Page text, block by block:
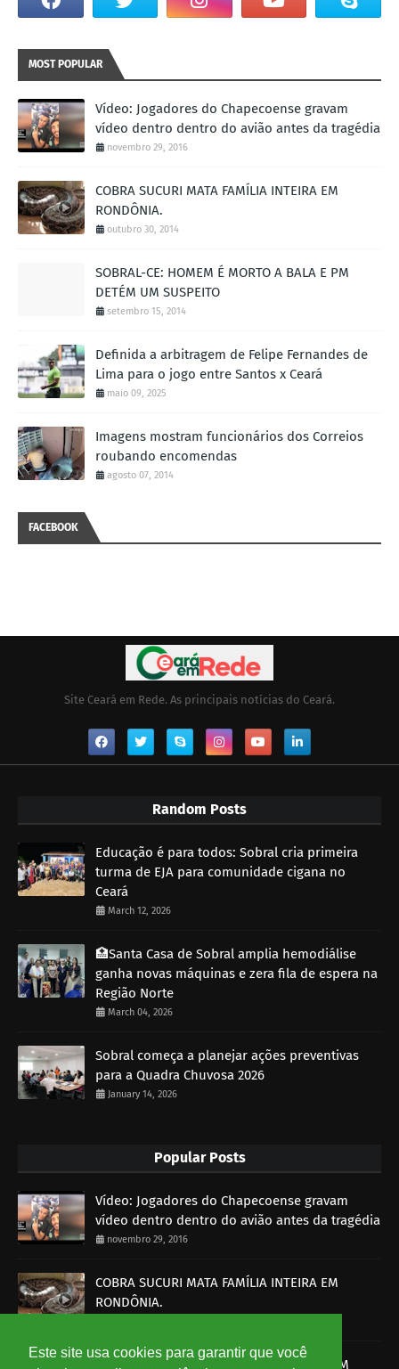
Este site usa cookies para garantir que você
MOST POPULAR
Vídeo: Jogadores do Chapecoense gravam
vídeo dentro dentro do avião antes da tragédia
novembro 29, 2016
COBRA SUCURI MATA FAMÍLIA INTEIRA EM
RONDÔNIA.
outubro 30, 2014
SOBRAL-CE: HOMEM É MORTO A BALA E PM
DETÉM UM SUSPEITO
setembro 15, 2014
Definida a arbitragem de Felipe Fernandes de
Lima para o jogo entre Santos x Ceará
maio 09, 2025
Imagens mostram funcionários dos Correios
roubando encomendas
agosto 07, 2014
FACEBOOK
Site Ceará em Rede. As principais notícias do Ceará.
Random Posts
Educação é para todos: Sobral cria primeira
turma de EJA para comunidade cigana no
Ceará
March 12, 2026
🏥Santa Casa de Sobral amplia hemodiálise
ganha novas máquinas e zera fila de espera na
Região Norte
March 04, 2026
Sobral começa a planejar ações preventivas
para a Quadra Chuvosa 2026
January 14, 2026
Popular Posts
Vídeo: Jogadores do Chapecoense gravam
vídeo dentro dentro do avião antes da tragédia
novembro 29, 2016
COBRA SUCURI MATA FAMÍLIA INTEIRA EM
RONDÔNIA.
SOBRAL-CE: HOMEM É MORTO A BALA E PM